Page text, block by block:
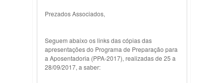
Prezados Associados,
Seguem abaixo os links das cópias das
apresentações do Programa de Preparação para
a Aposentadoria (PPA-2017), realizadas de 25 a
28/09/2017, a saber: